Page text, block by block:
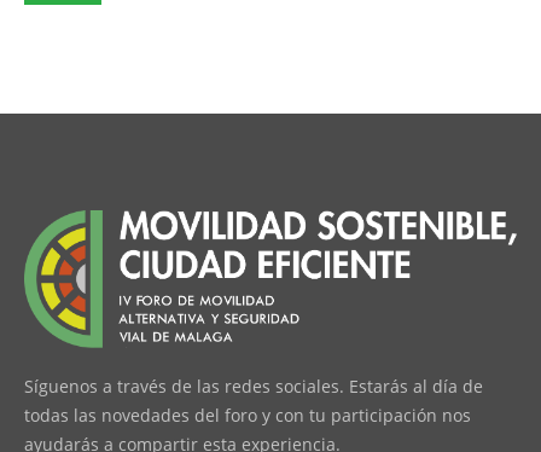
Síguenos a través de las redes sociales. Estarás al día de
todas las novedades del foro y con tu participación nos
ayudarás a compartir esta experiencia.